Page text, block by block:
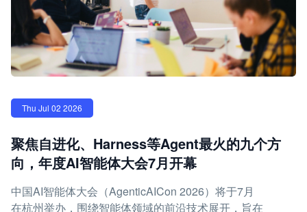
Thu Jul 02 2026
聚焦自进化、Harness等Agent最火的九个方
向，年度AI智能体大会7月开幕
中国AI智能体大会（AgenticAICon 2026）将于7月
在杭州举办，围绕智能体领域的前沿技术展开，旨在